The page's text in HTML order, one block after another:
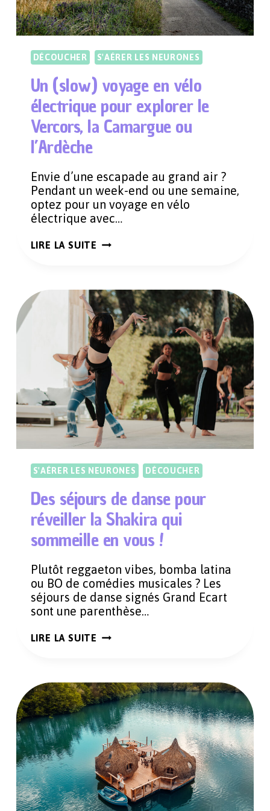
DÉCOUCHER S'AÉRER LES NEURONES
Un (slow) voyage en vélo
électrique pour explorer le
Vercors, la Camargue ou
l’Ardèche
Envie d’une escapade au grand air ?
Pendant un week-end ou une semaine,
optez pour un voyage en vélo
électrique avec…
LIRE LA SUITE UN
ÉLECTRIQUE
POUR
EXPLORER
LE
VERCORS,
LA
CAMARGUE
OU
L’ARDÈCHE
S'AÉRER LES NEURONES DÉCOUCHER
Des séjours de danse pour
réveiller la Shakira qui
sommeille en vous !
Plutôt reggaeton vibes, bomba latina
ou BO de comédies musicales ? Les
séjours de danse signés Grand Ecart
sont une parenthèse…
LIRE LA SUITE DES
RÉVEILLER
LA
SHAKIRA
QUI
SOMMEILLE
EN
VOUS
!